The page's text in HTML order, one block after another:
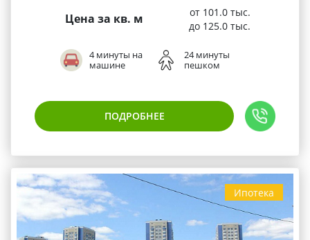
Цена за кв. м
от 101.0 тыс.
до 125.0 тыс.
4 минуты на
машине
24 минуты
пешком
ПОДРОБНЕЕ
Ипотека